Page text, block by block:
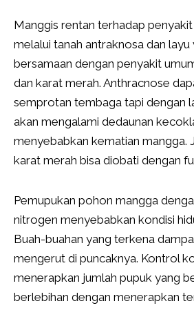
Manggis rentan terhadap
melalui tanah antraknosa dan layu
bersamaan dengan penyakit
dan karat merah. Anthracnose
semprotan tembaga tapi dengan
akan mengalami dedaunan
menyebabkan kematian mangga.
karat merah bisa diobati dengan
Pemupukan pohon mangga
nitrogen menyebabkan kondisi
Buah-buahan yang terkena
mengerut di puncaknya. Kontrol
menerapkan jumlah pupuk yang
berlebihan dengan menerapkan